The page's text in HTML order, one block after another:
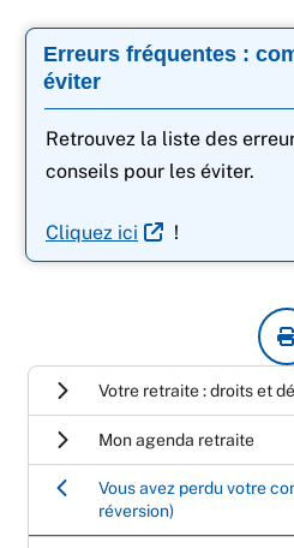
Erreurs fréquentes :
éviter
Retrouvez la liste des
conseils pour les éviter.
Cliquez ici !
Votre retraite : droits et
Mon agenda retraite
Vous avez perdu votre
réversion)